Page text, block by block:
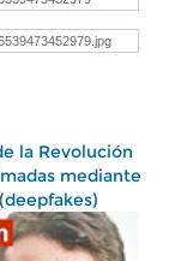
la Revolución
mediante